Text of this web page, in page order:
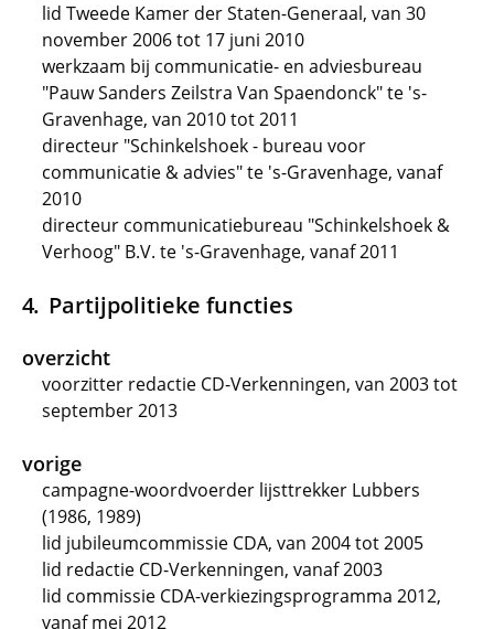
lid Tweede Kamer der Staten-Generaal, van 30
november 2006 tot 17 juni 2010
werkzaam bij communicatie- en adviesbureau
"Pauw Sanders Zeilstra Van Spaendonck" te 's-
Gravenhage, van 2010 tot 2011
directeur "Schinkelshoek - bureau voor
communicatie & advies" te 's-Gravenhage, vanaf
2010
directeur communicatiebureau "Schinkelshoek &
Verhoog" B.V. te 's-Gravenhage, vanaf 2011
Partijpolitieke functies
overzicht
voorzitter redactie CD-Verkenningen, van 2003 tot
september 2013
vorige
campagne-woordvoerder lijsttrekker Lubbers
(1986, 1989)
lid jubileumcommissie CDA, van 2004 tot 2005
lid redactie CD-Verkenningen, vanaf 2003
lid commissie CDA-verkiezingsprogramma 2012,
vanaf mei 2012